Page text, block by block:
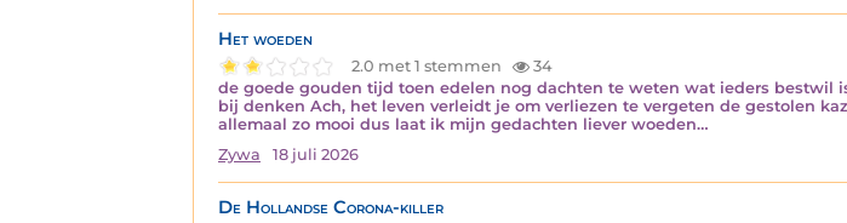
Het woeden
2.0 met 1 stemmen
34
de goede gouden tijd toen edelen nog dachten te weten wat ieders bestwil
bij denken Ach, het leven verleidt je om verliezen te vergeten de gestolen
allemaal zo mooi dus laat ik mijn gedachten liever woeden…
Zywa
18 juli 2026
De Hollandse Corona-killer